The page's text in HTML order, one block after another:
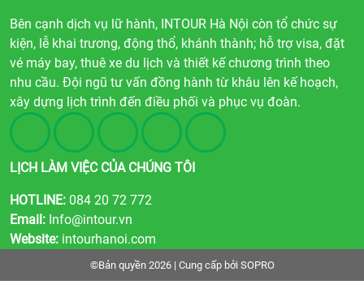
Bên cạnh dịch vụ lữ hành, INTOUR Hà Nội còn tổ chức sự
kiện, lễ khai trương, động thổ, khánh thành; hỗ trợ visa, đặt
vé máy bay, thuê xe du lịch và thiết kế chương trình theo
nhu cầu. Đội ngũ tư vấn đồng hành từ khâu lên kế hoạch,
xây dựng lịch trình đến điều phối và phục vụ đoàn.
LỊCH LÀM VIỆC CỦA CHÚNG TÔI
HOTLINE: 084 20 72 772
Email: Info@intour.vn
Website: intourhanoi.com
©Bản quyền 2026 | Cung cấp bởi SOPRO